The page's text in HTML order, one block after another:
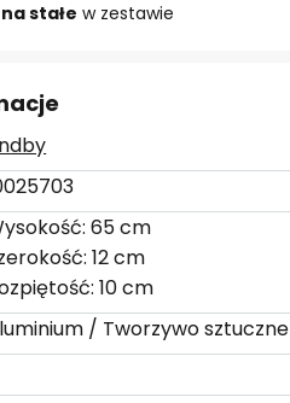
stałe w zestawie
65 cm
12 cm
10 cm
/ Tworzywo sztuczne